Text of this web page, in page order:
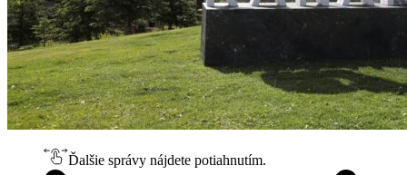
Ďalšie správy nájdete potiahnutím.